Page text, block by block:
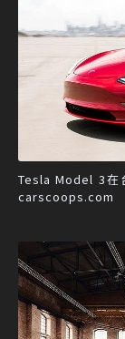
Tesla Model 3在
carscoops.com